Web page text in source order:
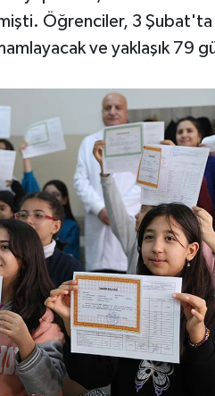
Öğrenciler, 3 Şubat'ta
ve yaklaşık 79